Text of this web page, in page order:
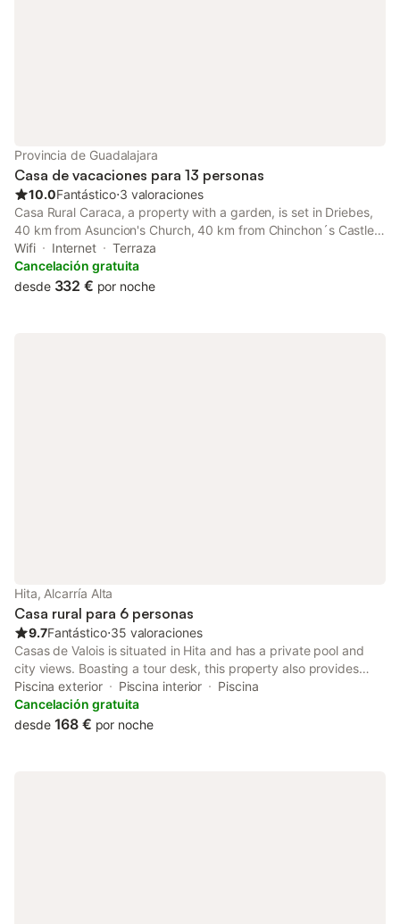
Provincia de Guadalajara
Casa de vacaciones para 13 personas
10.0Fantástico⋅3 valoraciones
Casa Rural Caraca, a property with a garden, is set in Driebes,
40 km from Asuncion's Church, 40 km from Chinchon´s Castle,
as well as 40 km from Plaza Mayor Chinchon.
Wifi Internet
Terraza
Cancelación gratuita
desde 332 € por noche
Hita, Alcarría Alta
Casa rural para 6 personas
9.7Fantástico⋅35 valoraciones
Casas de Valois is situated in Hita and has a private pool and
city views. Boasting a tour desk, this property also provides
guests with Nintendo Wii. The accommodation features spa
facilities, free WiFi throughout the property and family rooms.
Piscina exterior Piscina interior
Piscina
Cancelación gratuita
desde 168 € por noche